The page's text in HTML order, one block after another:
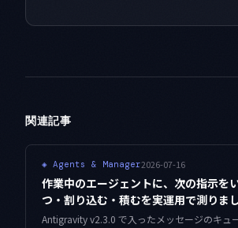
関連記事
◈ Agents & Manager2026-07-16
作業中のエージェントに、次の指示を
つ・割り込む・積むを実運用で測りま